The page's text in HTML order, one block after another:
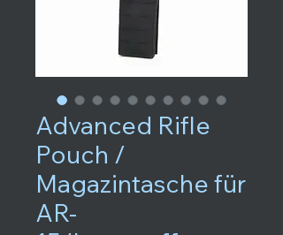
Advanced Rifle
Pouch /
Magazintasche für
AR-